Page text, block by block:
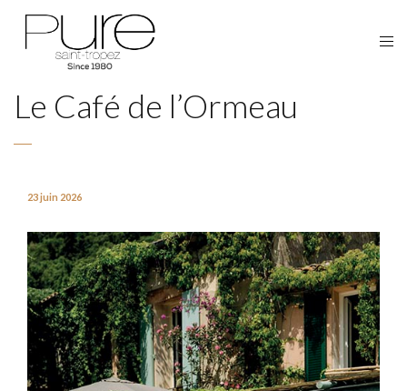
Le Café de l’Ormeau
23 juin 2026